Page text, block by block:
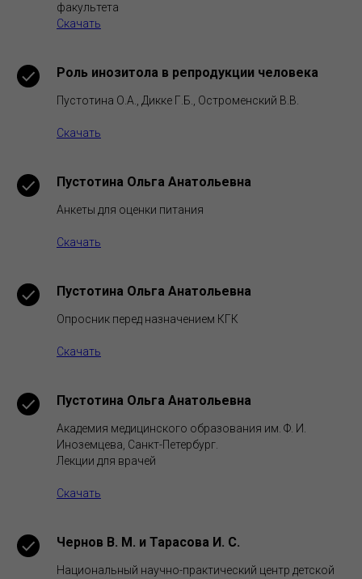
факультета
Скачать
Роль инозитола в репродукции человека
Пустотина О.А., Дикке Г.Б., Остроменский В.В.
Скачать
Пустотина Ольга Анатольевна
Анкеты для оценки питания
Скачать
Пустотина Ольга Анатольевна
Опросник перед назначением КГК
Скачать
Пустотина Ольга Анатольевна
Академия медицинского образования им. Ф. И.
Иноземцева, Санкт-Петербург.
Лекции для врачей
Скачать
Чернов В. М. и Тарасова И. С.
Национальный научно-практический центр детской